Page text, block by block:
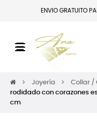
ENVIO GRATUITO
Navegación de
☰
Joyería Collar /
rodidado con corazones
cm